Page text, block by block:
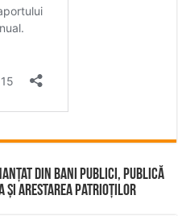
din bani publici, publică
și arestarea patrioților